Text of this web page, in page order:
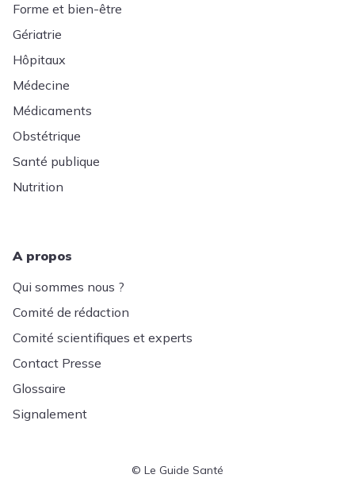
Forme et bien-être
Gériatrie
Hôpitaux
Médecine
Médicaments
Obstétrique
Santé publique
Nutrition
A propos
Qui sommes nous ?
Comité de rédaction
Comité scientifiques et experts
Contact Presse
Glossaire
Signalement
© Le Guide Santé